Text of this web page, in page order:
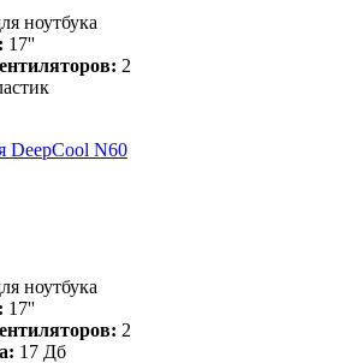
ноутбука
17''
2
DeepCool N60
ноутбука
17''
2
17 Дб